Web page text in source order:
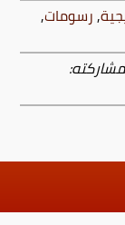
,رسومات,